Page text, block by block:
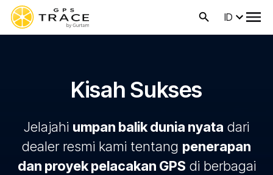
ID
Kisah Sukses
Jelajahi umpan balik dunia nyata dari
dealer resmi kami tentang penerapan
dan proyek pelacakan GPS di berbagai